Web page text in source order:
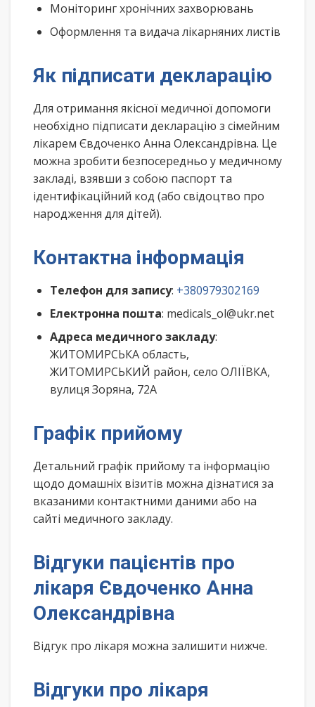
Моніторинг хронічних захворювань
Оформлення та видача лікарняних листів
Як підписати декларацію
Для отримання якісної медичної допомоги
необхідно підписати декларацію з сімейним
лікарем Євдоченко Анна Олександрівна. Це
можна зробити безпосередньо у медичному
закладі, взявши з собою паспорт та
ідентифікаційний код (або свідоцтво про
народження для дітей).
Контактна інформація
Телефон для запису: +380979302169
Електронна пошта: medicals_ol@ukr.net
Адреса медичного закладу:
ЖИТОМИРСЬКА область,
ЖИТОМИРСЬКИЙ район, село ОЛІЇВКА,
вулиця Зоряна, 72А
Графік прийому
Детальний графік прийому та інформацію
щодо домашніх візитів можна дізнатися за
вказаними контактними даними або на
сайті медичного закладу.
Відгуки пацієнтів про
лікаря Євдоченко Анна
Олександрівна
Відгук про лікаря можна залишити нижче.
Відгуки про лікаря